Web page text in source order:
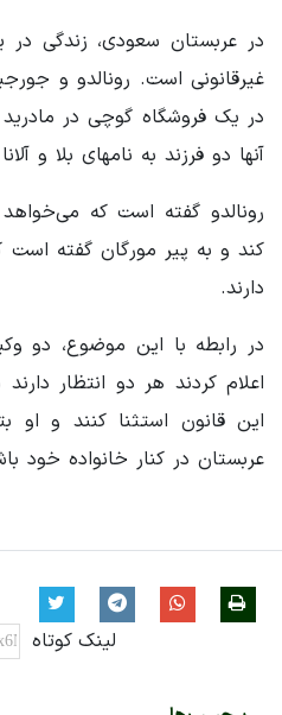
در عربستان سعودی، زندگی
در یک فروشگاه گوچی در
آنها دو فرزند به نامهای بلا و
رونالدو گفته است که می‌خواهد
کند و به پیر مورگان گفته است
دارند.
در رابطه با این موضوع،
اعلام کردند هر دو انتظار
این قانون استثنا کنند و او
عربستان در کنار خانواده خود
لینک کوتاه